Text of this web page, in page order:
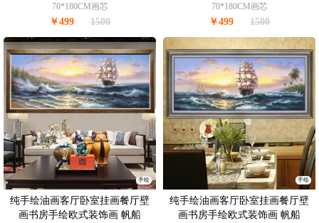
70*180CM画芯
￥499 1500
70*180CM画芯
￥499 1500
手绘
纯手绘油画客厅卧室挂画餐厅壁
画书房手绘欧式装饰画 帆船
手绘
纯手绘油画客厅卧室挂画餐厅壁
画书房手绘欧式装饰画 帆船